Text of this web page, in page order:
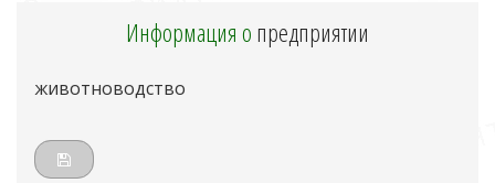
Информация опредприятии
животноводство